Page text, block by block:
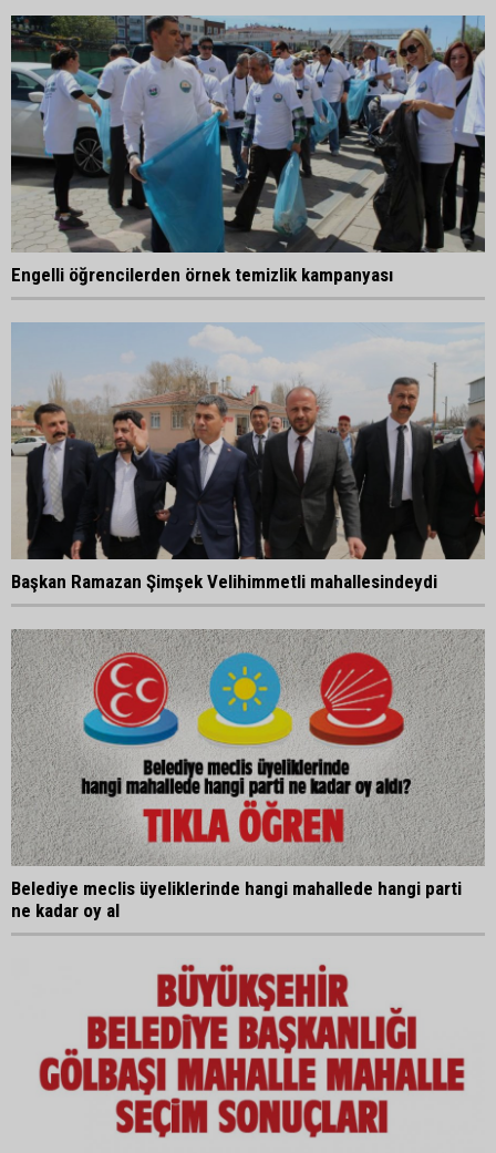
Engelli öğrencilerden örnek temizlik kampanyası
Başkan Ramazan Şimşek Velihimmetli mahallesindeydi
Belediye meclis üyeliklerinde hangi mahallede hangi parti
ne kadar oy al